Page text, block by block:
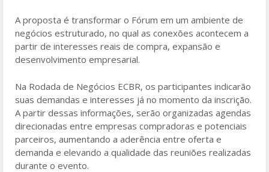
A proposta é transformar o Fórum em um ambiente de
negócios estruturado, no qual as conexões acontecem a
partir de interesses reais de compra, expansão e
desenvolvimento empresarial.
Na Rodada de Negócios ECBR, os participantes indicarão
suas demandas e interesses já no momento da inscrição.
A partir dessas informações, serão organizadas agendas
direcionadas entre empresas compradoras e potenciais
parceiros, aumentando a aderência entre oferta e
demanda e elevando a qualidade das reuniões realizadas
durante o evento.